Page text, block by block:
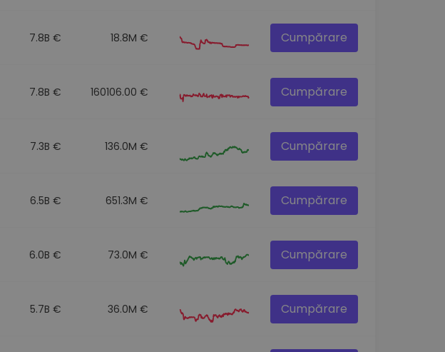
7.8B € 18.8M € Cumpărare
7.8B € 160106.00 € Cumpărare
7.3B € 136.0M € Cumpărare
6.5B € 651.3M € Cumpărare
6.0B € 73.0M € Cumpărare
5.7B € 36.0M € Cumpărare